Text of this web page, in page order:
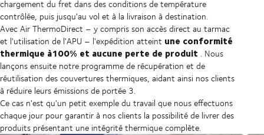
chargement du fret dans des conditions de température
contrôlée, puis jusqu'au vol et à la livraison à destination.
Avec Air ThermoDirect – y compris son accès direct au tarmac
et l'utilisation de l'APU – l'expédition atteint une conformité
thermique à100% et aucune perte de produit . Nous
lançons ensuite notre programme de récupération et de
réutilisation des couvertures thermiques, aidant ainsi nos clients
à réduire leurs émissions de portée 3.
Ce cas n'est qu'un petit exemple du travail que nous effectuons
chaque jour pour garantir à nos clients la possibilité de livrer des
produits présentant une intégrité thermique complète.